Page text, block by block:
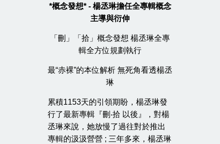
*概念發想* - 楊丞琳擔任全專輯概念
主導與衍伸
「刪」「拾」概念發想 楊丞琳全專
輯全方位規劃執行
最“赤裸”的本位解析 無死角看透楊丞
琳
累積1153天的引領期盼，楊丞琳發
行了最新專輯『刪‧拾 以後』，對楊
丞琳來說，她放慢了過往對於推出
專輯的汲汲營營 ; 三年多來，楊丞琳